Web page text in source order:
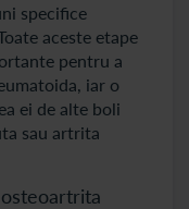
specifice
aceste etape
pentru a
iar o
ei de alte boli
sau artrita